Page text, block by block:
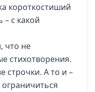
короткостиший
– с какой
что не
стихотворения.
строчки. А то и –